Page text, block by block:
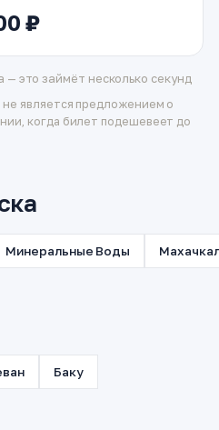
₽
это займёт несколько секунд
является предложением о
когда билет подешевеет до
Минеральные Воды
Баку